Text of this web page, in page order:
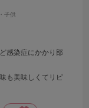
子供
感染症にかかり部
も美味しくてリピ